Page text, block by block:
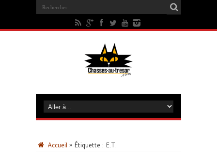
Accueil » Étiquette : E.T.